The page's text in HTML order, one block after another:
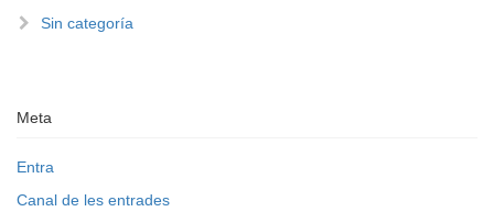
Sin categoría
Meta
Entra
Canal de les entrades